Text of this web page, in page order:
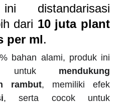
distandarisasi
dari 10 juta plant
per ml.
bahan alami, produk ini
untuk mendukung
rambut, memiliki efek
, serta cocok untuk